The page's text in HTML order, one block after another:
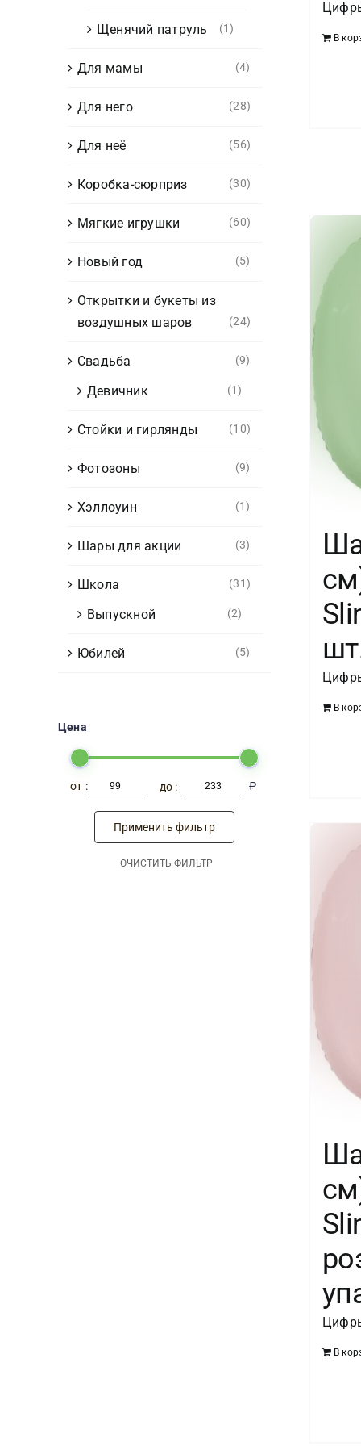
Щенячий патруль (1)
Для мамы (4)
Для него (28)
Для неё (56)
Коробка-сюрприз (30)
Мягкие игрушки (60)
Новый год (5)
Открытки и букеты из
воздушных шаров
(24)
Свадьба (9)
Девичник (1)
Стойки и гирлянды (10)
Фотозоны (9)
Хэллоуин (1)
Шары для акции (3)
Школа (31)
Выпускной (2)
Юбилей (5)
Цена
₽
Применить фильтр
ОЧИСТИТЬ ФИЛЬТР
В
В
В